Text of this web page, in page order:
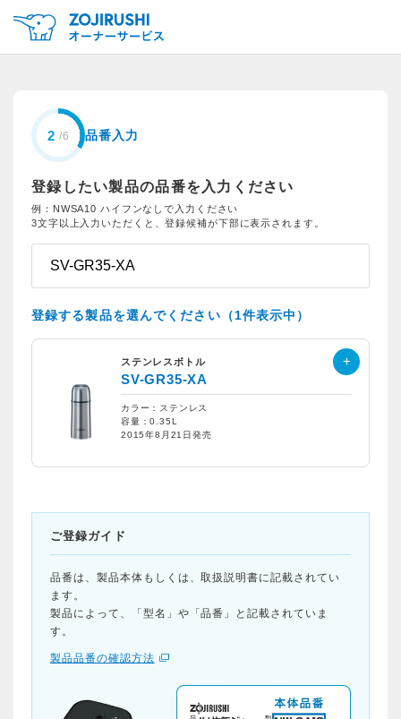
品番入力
登録したい製品の品番を入力ください
例：NWSA10 ハイフンなしで入力ください
3文字以上入力いただくと、登録候補が下部に表示されます。
登録する製品を選んでください（1件表示中）
ステンレスボトル
SV-GR35-XA
カラー：ステンレス
容量：0.35L
2015年8月21日発売
ご登録ガイド
品番は、製品本体もしくは、取扱説明書に記載されてい
ます。
製品によって、「型名」や「品番」と記載されていま
す。
製品品番の確認方法